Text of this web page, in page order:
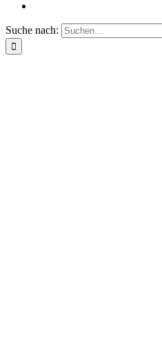
Suche nach: